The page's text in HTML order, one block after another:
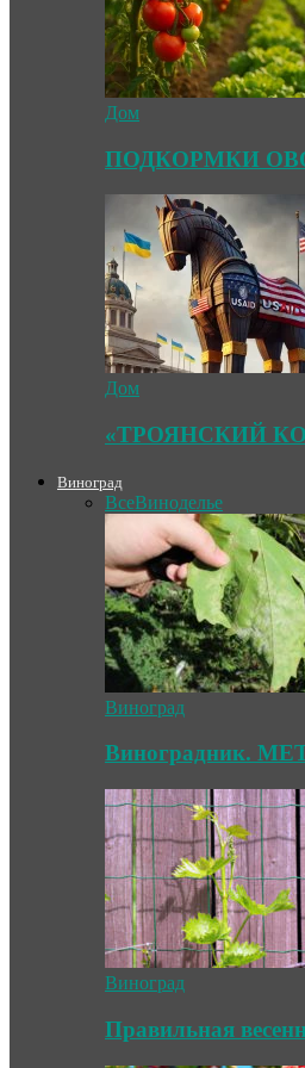
Дом
ПОДКОРМКИ
Дом
«ТРОЯНСКИЙ
Виноград
ВсеВиноделье
Виноград
Виноградник.
Виноград
Правильная